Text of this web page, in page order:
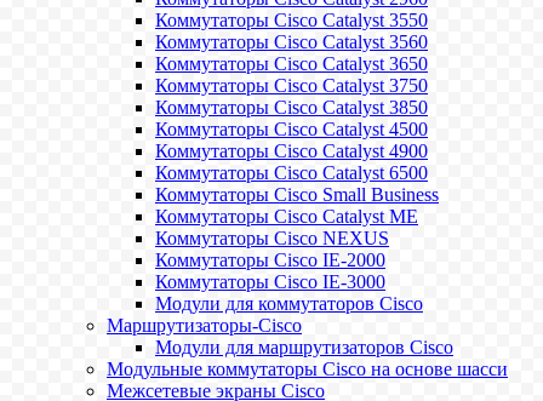
Коммутаторы Cisco Catalyst 3550
Коммутаторы Cisco Catalyst 3560
Коммутаторы Cisco Catalyst 3650
Коммутаторы Cisco Catalyst 3750
Коммутаторы Cisco Catalyst 3850
Коммутаторы Cisco Catalyst 4500
Коммутаторы Cisco Catalyst 4900
Коммутаторы Cisco Catalyst 6500
Коммутаторы Cisco Small Business
Коммутаторы Cisco Catalyst ME
Коммутаторы Cisco NEXUS
Коммутаторы Cisco IE-2000
Коммутаторы Cisco IE-3000
Модули для коммутаторов Cisco
Маршрутизаторы-Cisco
Модули для маршрутизаторов Cisco
Модульные коммутаторы Cisco на основе шасси
Межсетевые экраны Cisco